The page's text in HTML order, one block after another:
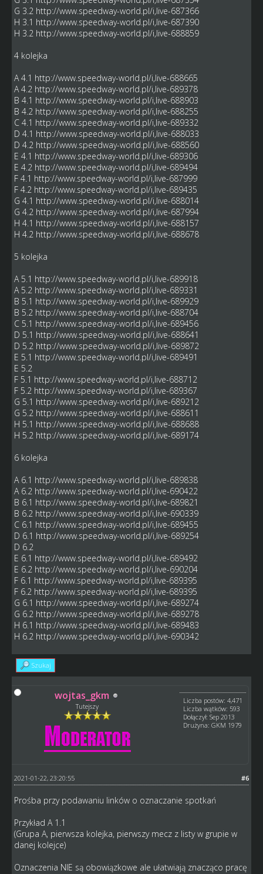
G 3.2 http://www.speedway-world.pl/i,live-687366
H 3.1 http://www.speedway-world.pl/i,live-687390
H 3.2 http://www.speedway-world.pl/i,live-688859
4 kolejka
A 4.1 http://www.speedway-world.pl/i,live-688665
A 4.2 http://www.speedway-world.pl/i,live-689378
B 4.1 http://www.speedway-world.pl/i,live-688903
B 4.2 http://www.speedway-world.pl/i,live-688255
C 4.1 http://www.speedway-world.pl/i,live-689332
D 4.1 http://www.speedway-world.pl/i,live-688033
D 4.2 http://www.speedway-world.pl/i,live-688560
E 4.1 http://www.speedway-world.pl/i,live-689306
E 4.2 http://www.speedway-world.pl/i,live-689494
F 4.1 http://www.speedway-world.pl/i,live-687999
F 4.2 http://www.speedway-world.pl/i,live-689435
G 4.1 http://www.speedway-world.pl/i,live-688014
G 4.2 http://www.speedway-world.pl/i,live-687994
H 4.1 http://www.speedway-world.pl/i,live-688157
H 4.2 http://www.speedway-world.pl/i,live-688678
5 kolejka
A 5.1 http://www.speedway-world.pl/i,live-689918
A 5.2 http://www.speedway-world.pl/i,live-689331
B 5.1 http://www.speedway-world.pl/i,live-689929
B 5.2 http://www.speedway-world.pl/i,live-688704
C 5.1 http://www.speedway-world.pl/i,live-689456
D 5.1 http://www.speedway-world.pl/i,live-688641
D 5.2 http://www.speedway-world.pl/i,live-689872
E 5.1 http://www.speedway-world.pl/i,live-689491
E 5.2
F 5.1 http://www.speedway-world.pl/i,live-688712
F 5.2 http://www.speedway-world.pl/i,live-689367
G 5.1 http://www.speedway-world.pl/i,live-689212
G 5.2 http://www.speedway-world.pl/i,live-688611
H 5.1 http://www.speedway-world.pl/i,live-688688
H 5.2 http://www.speedway-world.pl/i,live-689174
6 kolejka
A 6.1 http://www.speedway-world.pl/i,live-689838
A 6.2 http://www.speedway-world.pl/i,live-690422
B 6.1 http://www.speedway-world.pl/i,live-689821
B 6.2 http://www.speedway-world.pl/i,live-690339
C 6.1 http://www.speedway-world.pl/i,live-689455
D 6.1 http://www.speedway-world.pl/i,live-689254
D 6.2
E 6.1 http://www.speedway-world.pl/i,live-689492
E 6.2 http://www.speedway-world.pl/i,live-690204
F 6.1 http://www.speedway-world.pl/i,live-689395
F 6.2 http://www.speedway-world.pl/i,live-689395
G 6.1 http://www.speedway-world.pl/i,live-689274
G 6.2 http://www.speedway-world.pl/i,live-689278
H 6.1 http://www.speedway-world.pl/i,live-689483
H 6.2 http://www.speedway-world.pl/i,live-690342
Szukaj
wojtas_gkm
Tutejszy
Liczba postów: 4,471
Liczba wątków: 593
Dołączył: Sep 2013
Drużyna: GKM 1979
#6
2021-01-22, 23:20:55
Prośba przy podawaniu linków o oznaczanie spotkań
Przykład A 1.1
(Grupa A, pierwsza kolejka, pierwszy mecz z listy w grupie w
danej kolejce)
Oznaczenia NIE są obowiązkowe ale ułatwiają znacząco pracę